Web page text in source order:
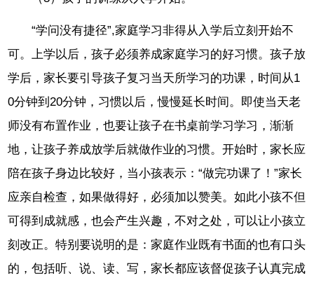
“学问没有捷径”,家庭学习非得从入学后立刻开始不
可。上学以后，孩子必须养成家庭学习的好习惯。孩子放
学后，家长要引导孩子复习当天所学习的功课，时间从1
0分钟到20分钟，习惯以后，慢慢延长时间。即使当天老
师没有布置作业，也要让孩子在书桌前学习学习，渐渐
地，让孩子养成放学后就做作业的习惯。开始时，家长应
陪在孩子身边比较好，当小孩表示：“做完功课了！”家长
应亲自检查，如果做得好，必须加以赞美。如此小孩不但
可得到成就感，也会产生兴趣，不对之处，可以让小孩立
刻改正。特别要说明的是：家庭作业既有书面的也有口头
的，包括听、说、读、写，家长都应该督促孩子认真完成